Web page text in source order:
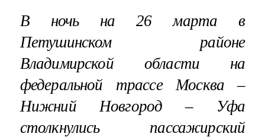
В ночь на 26 марта в
Петушинском районе
Владимирской области на
федеральной трассе Москва –
Нижний Новгород – Уфа
столкнулись пассажирский